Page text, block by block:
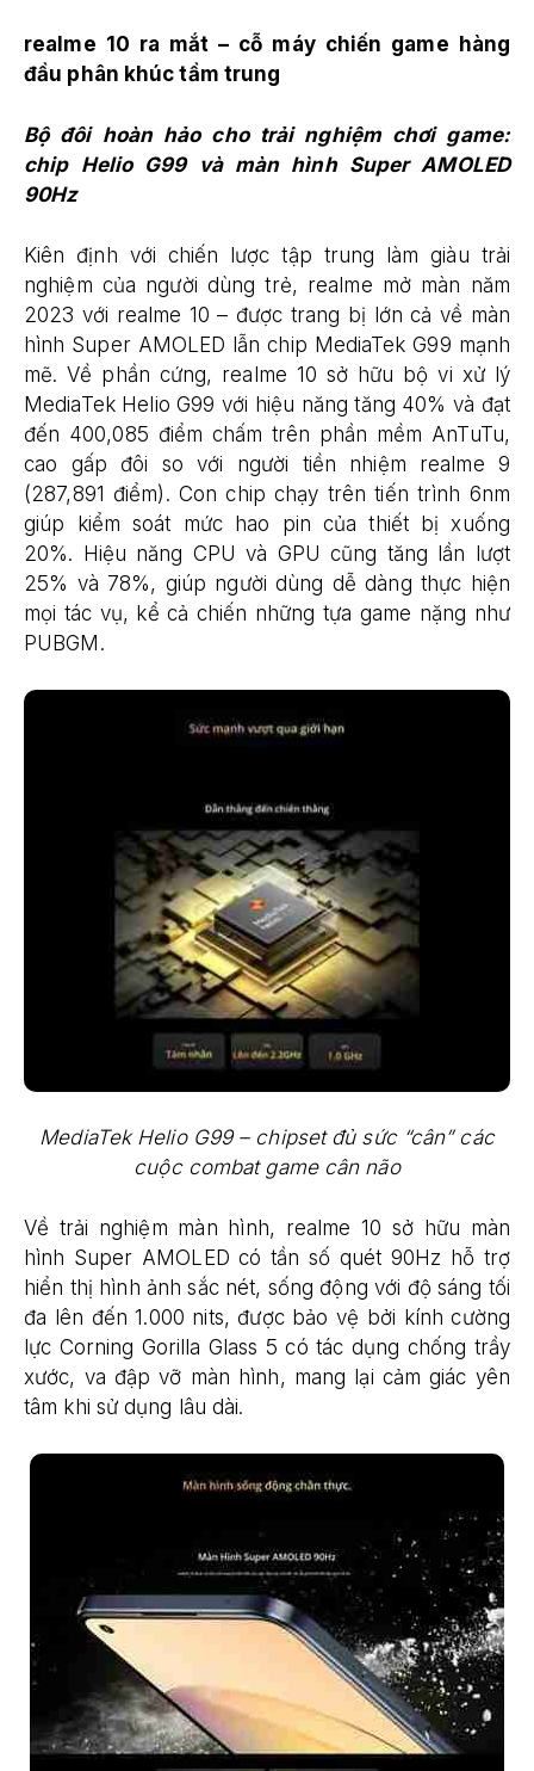
realme 10 ra mắt – cỗ máy chiến game hàng
đầu phân khúc tầm trung
Bộ đôi hoàn hảo cho trải nghiệm chơi game:
chip Helio G99 và màn hình Super AMOLED
90Hz
Kiên định với chiến lược tập trung làm giàu trải
nghiệm của người dùng trẻ, realme mở màn năm
2023 với realme 10 – được trang bị lớn cả về màn
hình Super AMOLED lẫn chip MediaTek G99 mạnh
mẽ. Về phần cứng, realme 10 sở hữu bộ vi xử lý
MediaTek Helio G99 với hiệu năng tăng 40% và đạt
đến 400,085 điểm chấm trên phần mềm AnTuTu,
cao gấp đôi so với người tiền nhiệm realme 9
(287,891 điểm). Con chip chạy trên tiến trình 6nm
giúp kiểm soát mức hao pin của thiết bị xuống
20%. Hiệu năng CPU và GPU cũng tăng lần lượt
25% và 78%, giúp người dùng dễ dàng thực hiện
mọi tác vụ, kể cả chiến những tựa game nặng như
PUBGM.
MediaTek Helio G99 – chipset đủ sức “cân” các
cuộc combat game cân não
Về trải nghiệm màn hình, realme 10 sở hữu màn
hình Super AMOLED có tần số quét 90Hz hỗ trợ
hiển thị hình ảnh sắc nét, sống động với độ sáng tối
đa lên đến 1.000 nits, được bảo vệ bởi kính cường
lực Corning Gorilla Glass 5 có tác dụng chống trầy
xước, va đập vỡ màn hình, mang lại cảm giác yên
tâm khi sử dụng lâu dài.